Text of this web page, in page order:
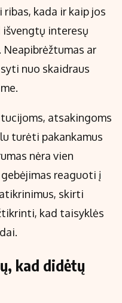
kada ir kaip jos
interesų
ar
nuo skaidraus
atsakingoms
turėti pakankamus
nėra vien
reaguoti į
skirti
kad taisyklės
kad didėtų